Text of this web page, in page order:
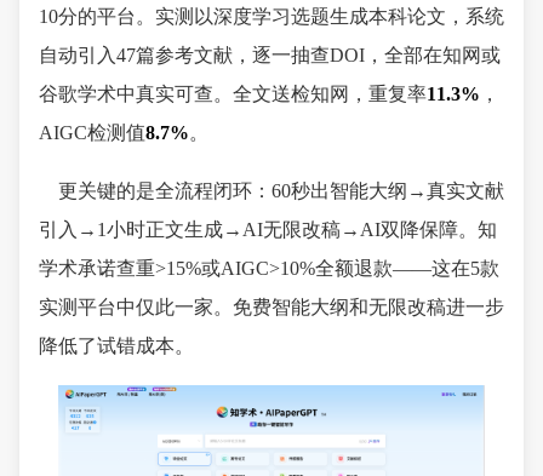
10分的平台。实测以深度学习选题生成本科论文，系统
自动引入47篇参考文献，逐一抽查DOI，全部在知网或
谷歌学术中真实可查。全文送检知网，重复率11.3% ，
AIGC检测值8.7%。
更关键的是全流程闭环：60秒出智能大纲→真实文献
引入→1小时正文生成→AI无限改稿→AI双降保障。知
学术承诺查重>15%或AIGC>10%全额退款——这在5款
实测平台中仅此一家。免费智能大纲和无限改稿进一步
降低了试错成本。